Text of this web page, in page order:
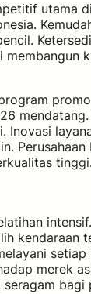
utama
Inovasi
tinggi.
kendaraan
setiap
merek
bagi